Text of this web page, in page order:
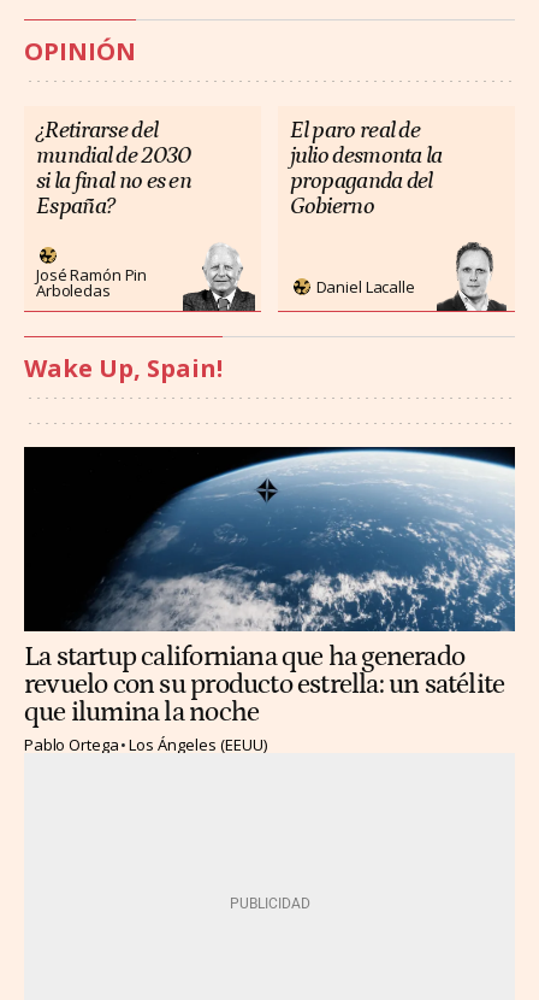
OPINIÓN
¿Retirarse del
mundial de 2030
si la final no es en
España?
José Ramón Pin
Arboledas
El paro real de
julio desmonta la
propaganda del
Gobierno
Daniel Lacalle
Wake Up, Spain!
La startup californiana que ha generado
revuelo con su producto estrella: un satélite
que ilumina la noche
Pablo Ortega Los Ángeles (EEUU)